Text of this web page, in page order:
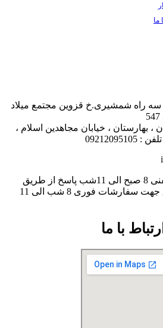
ما
سه راه شمشیری.خ قزوین مجتمع میلاد
، بهارستان ، خیابان مجاهدین اسلام ،
ساعت جوابگویی تلفنی 8 صبح الی 11شب پاسخ از طریق
تلگرام و اس ام اس جهت سفارشات فوری 8 شب الی 11
ارتباط با ما